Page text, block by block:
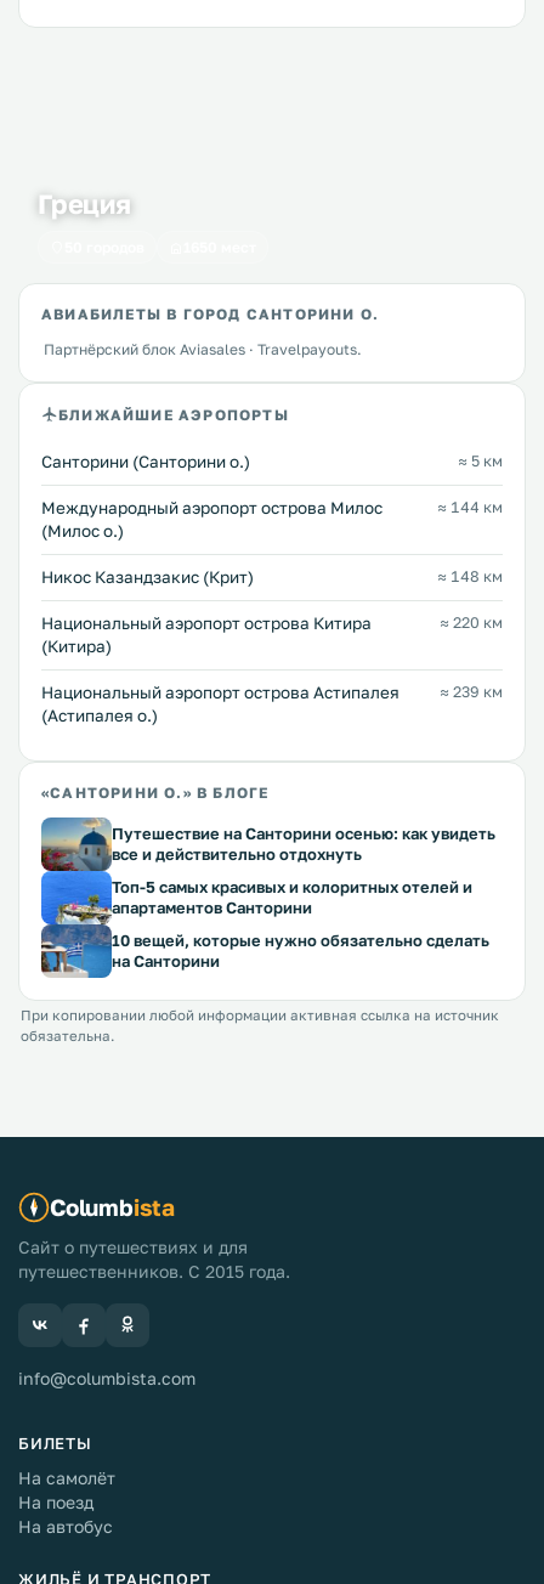
Греция
АВИАБИЛЕТЫ В ГОРОД САНТОРИНИ О.
Партнёрский блок Aviasales · Travelpayouts.
БЛИЖАЙШИЕ АЭРОПОРТЫ
Санторини (Санторини о.) ≈ 5 км
Междунарoдный аэропорт острова Милос
(Милос о.)
≈ 144 км
Никос Казандзакис (Крит) ≈ 148 км
Национальный аэропорт острова Китира
(Китира)
≈ 220 км
Национальный аэропорт острова Астипалея
(Астипалея о.)
≈ 239 км
«САНТОРИНИ О.» В БЛОГЕ
Путешествие на Санторини осенью: как увидеть
все и действительно отдохнуть
Топ-5 самых красивых и колоритных отелей и
апартаментов Санторини
10 вещей, которые нужно обязательно сделать
на Санторини
При копировании любой информации активная ссылка на источник
обязательна.
Columbista
Сайт о путешествиях и для
путешественников. С 2015 года.
info@columbista.com
БИЛЕТЫ
На самолёт
На поезд
На автобус
ЖИЛЬЁ И ТРАНСПОРТ